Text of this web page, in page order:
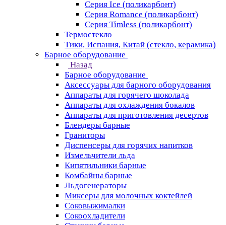
Серия Ice (поликарбонт)
Серия Romance (поликарбонт)
Серия Timless (поликарбонт)
Термостекло
Тики, Испания, Китай (стекло, керамика)
Барное оборудование
Назад
Барное оборудование
Аксессуары для барного оборудования
Аппараты для горячего шоколада
Аппараты для охлаждения бокалов
Аппараты для приготовления десертов
Блендеры барные
Граниторы
Диспенсеры для горячих напитков
Измельчители льда
Кипятильники барные
Комбайны барные
Льдогенераторы
Миксеры для молочных коктейлей
Соковыжималки
Сокоохладители